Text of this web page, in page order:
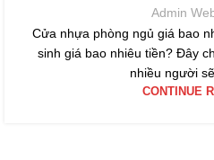
Admin
Cửa nhựa phòng ngủ giá bao
sinh giá bao nhiêu tiền? Đây
nhiều người
CONTINUE